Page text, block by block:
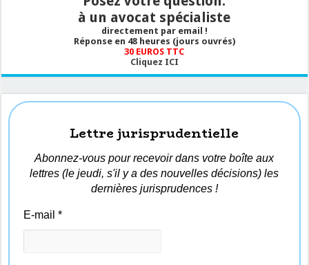
à un avocat spécialiste
directement par email !
Réponse en 48 heures (jours ouvrés)
30 EUROS TTC
Cliquez ICI
Lettre jurisprudentielle
Abonnez-vous pour recevoir dans votre boîte aux
lettres (le jeudi, s'il y a des nouvelles décisions) les
dernières jurisprudences !
E-mail*